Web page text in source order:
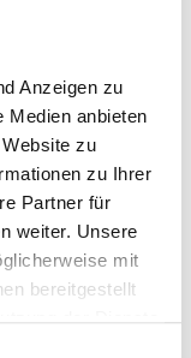
Anzeigen zu
Medien anbieten
zu
zu Ihrer
Partner für
weiter. Unsere
mit
bereitgestellt